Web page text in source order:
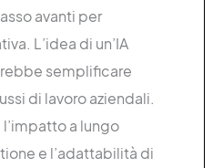
avanti per
L’idea di un’IA
semplificare
di lavoro aziendali.
a lungo
e l’adattabilità di